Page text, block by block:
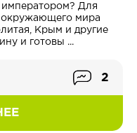
императором? Для
мира
Крым и другие
и готовы ...
2